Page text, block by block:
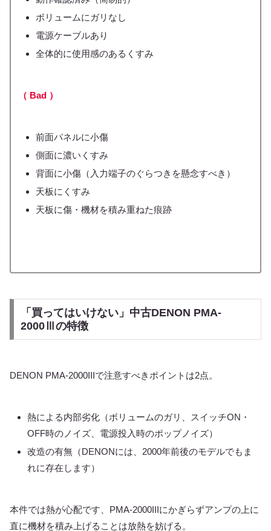
ボリュームにガリなし
電源ケーブルあり
全体的に使用感のあるくすみ
（ Bad ）
前面パネルに小傷
側面に濃いくすみ
背面に小傷（入力端子のぐらつきを懸念すべき）
天板にくすみ
天板に傷・機材を積み重ねた痕跡
「買ってはいけない」中古DENON PMA-
2000Ⅲの特徴
DENON PMA-2000IIIで注意すべきポイントは2点。
熱による内部劣化（ボリュームのガリ、スイッチON・
OFF時のノイズ、電源投入時のポップノイズ）
改造の有無（DENONには、2000年前後のモデルでもま
れに存在します）
本件では熱が心配です、PMA-2000IIIにかぎらずアンプの上に
直に機材を積み上げることは放熱を妨げる。